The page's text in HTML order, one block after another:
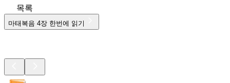
목록
마태복음 4장 한번에 읽기